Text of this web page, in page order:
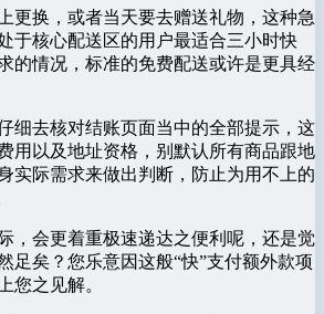
更换，或者当天要去赠送礼物，这种急
于核心配送区的用户最适合三小时快
的情况，标准的免费配送或许是更具经
细去核对结账页面当中的全部提示，这
用以及地址资格，别默认所有商品跟地
实际需求来做出判断，防止为用不上的
，会更着重极速递达之便利呢，还是觉
足矣？您乐意因这般“快”支付额外款项
您之见解。